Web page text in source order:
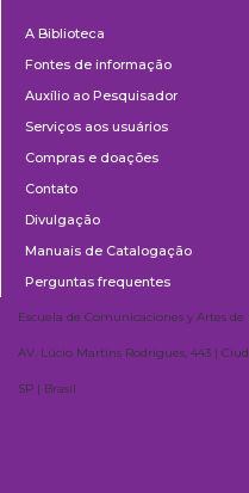
A Biblioteca
Fontes de informação
Auxílio ao Pesquisador
Serviços aos usuários
Compras e doações
Contato
Divulgação
Manuais de Catalogação
Perguntas frequentes
Escuela de Comunicaciones y Artes
AV. Lúcio Martins Rodrigues, 443 |
SP | Brasil